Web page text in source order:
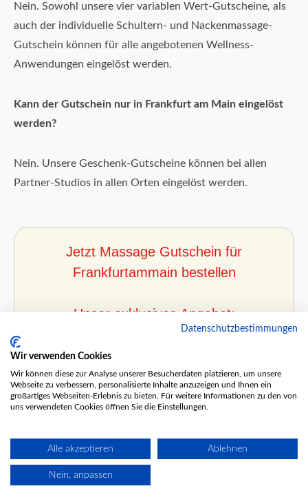
Nein. Sowohl unsere vier variablen Wert-Gutscheine, als
auch der individuelle Schultern- und Nackenmassage-
Gutschein können für alle angebotenen Wellness-
Anwendungen eingelöst werden.
Kann der Gutschein nur in Frankfurt am Main eingelöst
werden?
Nein. Unsere Geschenk-Gutscheine können bei allen
Partner-Studios in allen Orten eingelöst werden.
Jetzt Massage Gutschein für
Frankfurtammain bestellen
Unser exklusives Angebot:
Sichere dir jetzt
5% Rabatt
auf alle Gutscheine
Datenschutzbestimmungen
Wir verwenden Cookies
Wir können diese zur Analyse unserer Besucherdaten platzieren, um unsere
Webseite zu verbessern, personalisierte Inhalte anzuzeigen und Ihnen ein
großartiges Webseiten-Erlebnis zu bieten. Für weitere Informationen zu den von
uns verwendeten Cookies öffnen Sie die Einstellungen.
Alle akzeptieren Ablehnen
Nein, anpassen